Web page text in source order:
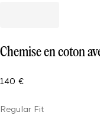
Chemise en coton
140 €
Regular Fit